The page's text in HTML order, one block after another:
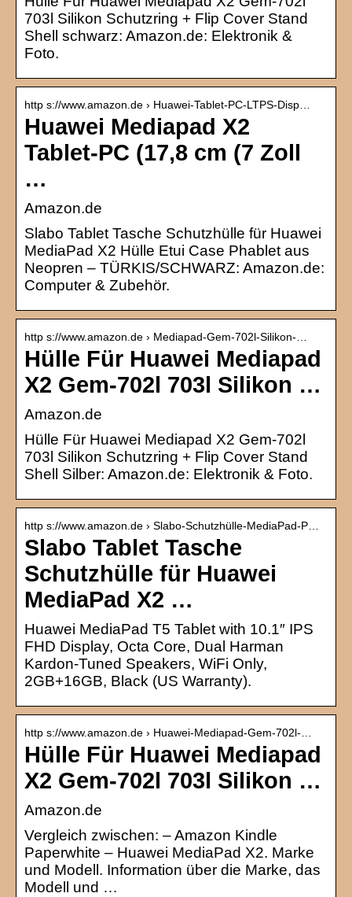
703l Silikon Schutzring + Flip Cover Stand
Shell schwarz: Amazon.de: Elektronik &
Foto.
http s://www.amazon.de › Huawei-Tablet-PC-LTPS-Disp…
Huawei Mediapad X2
Tablet-PC (17,8 cm (7 Zoll
…
Amazon.de
Slabo Tablet Tasche Schutzhülle für Huawei
MediaPad X2 Hülle Etui Case Phablet aus
Neopren – TÜRKIS/SCHWARZ: Amazon.de:
Computer & Zubehör.
http s://www.amazon.de › Mediapad-Gem-702l-Silikon-…
Hülle Für Huawei Mediapad
X2 Gem-702l 703l Silikon …
Amazon.de
Hülle Für Huawei Mediapad X2 Gem-702l
703l Silikon Schutzring + Flip Cover Stand
Shell Silber: Amazon.de: Elektronik & Foto.
http s://www.amazon.de › Slabo-Schutzhülle-MediaPad-P…
Slabo Tablet Tasche
Schutzhülle für Huawei
MediaPad X2 …
Huawei MediaPad T5 Tablet with 10.1″ IPS
FHD Display, Octa Core, Dual Harman
Kardon-Tuned Speakers, WiFi Only,
2GB+16GB, Black (US Warranty).
http s://www.amazon.de › Huawei-Mediapad-Gem-702l-…
Hülle Für Huawei Mediapad
X2 Gem-702l 703l Silikon …
Amazon.de
Vergleich zwischen: – Amazon Kindle
Paperwhite – Huawei MediaPad X2. Marke
und Modell. Information über die Marke, das
Modell und …